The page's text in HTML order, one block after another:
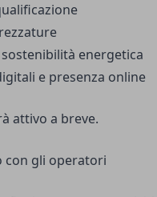
sostenibilità energetica
e presenza online
attivo a breve.
con gli operatori